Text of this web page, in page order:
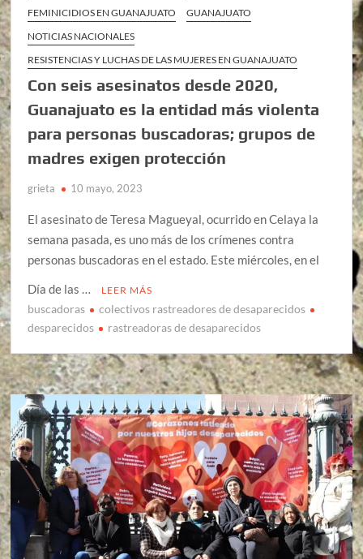
FEMINICIDIOS EN GUANAJUATO
GUANAJUATO
NOTICIAS NACIONALES
RESISTENCIAS Y LUCHAS DE LAS MUJERES EN GUANAJUATO
Con seis asesinatos desde 2020,
Guanajuato es la entidad más violenta
para personas buscadoras; grupos de
madres exigen protección
grieta 10 mayo, 2023
El asesinato de Teresa Magueyal, ocurrido en Celaya la
semana pasada, es uno más de los crímenes contra
personas buscadoras en el estado. Este miércoles, en el
Día de las …
LEER MÁS
buscadoras
colectivos rastreadores de desaparecidos
desparecidos
rastreadoras de desaparecidos